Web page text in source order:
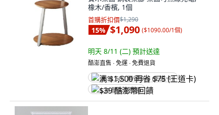
橡木/香檳, 1個
首購折扣價$1,290
15% $1,090 ($1090.00/1個)
明天 8/11 (二) 預計送達
酷澎直售 ∙ 免運 ∙ 免費退貨
满 $1,500 再省 $75 (王道卡)
$39 酷澎幣回饋